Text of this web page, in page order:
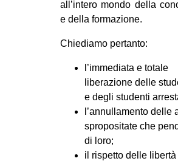
ms
all’intero mondo della
e della formazione.
Chiediamo pertanto:
l’immediata e totale
liberazione delle
e degli studenti
l’annullamento delle
spropositate che
di loro;
il rispetto delle libertà